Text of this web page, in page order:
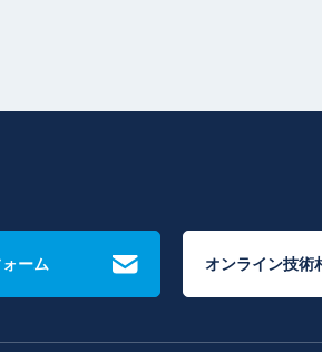
ーム オンライン技術